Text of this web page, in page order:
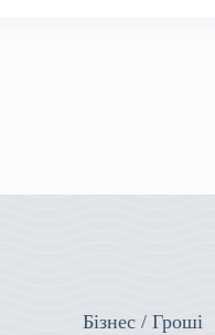
Бізнес/ Гроші